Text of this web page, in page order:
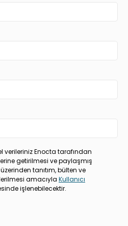
verileriniz Enocta tarafından
getirilmesi ve paylaşmış
tanıtım, bülten ve
amacıyla Kullanıcı
işlenebilecektir.